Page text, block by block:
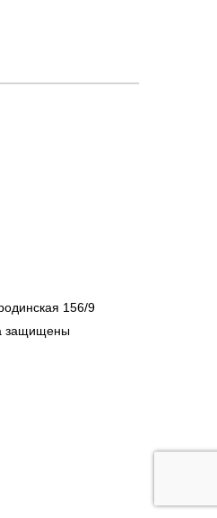
156/9
защищены